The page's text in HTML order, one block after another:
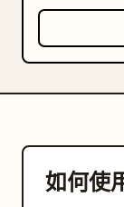
如何使